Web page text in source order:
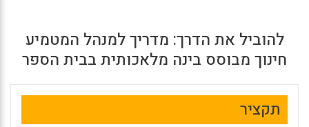
להוביל את הדרך: מדריך למנהל המטמיע
חינוך מבוסס בינה מלאכותית בבית הספר
תקציר